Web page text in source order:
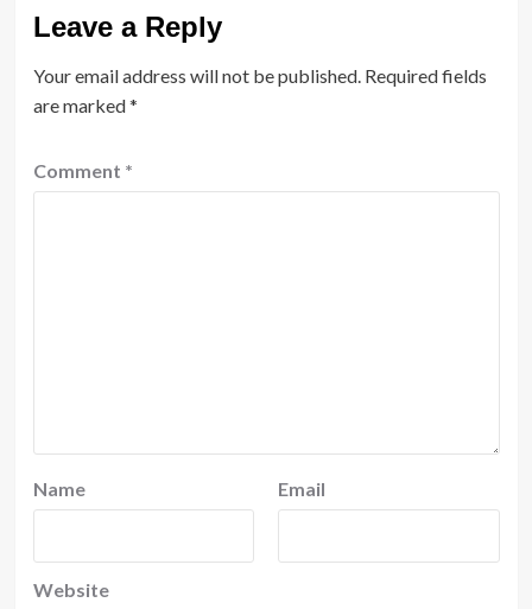
Leave a Reply
Your email address will not be published. Required fields
are marked*
Comment *
Name Email
Website